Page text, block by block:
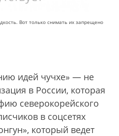
Вот только снимать их запрещено
идей чучхе» — не
в России, которая
северокорейского
в соцсетях
который ведет